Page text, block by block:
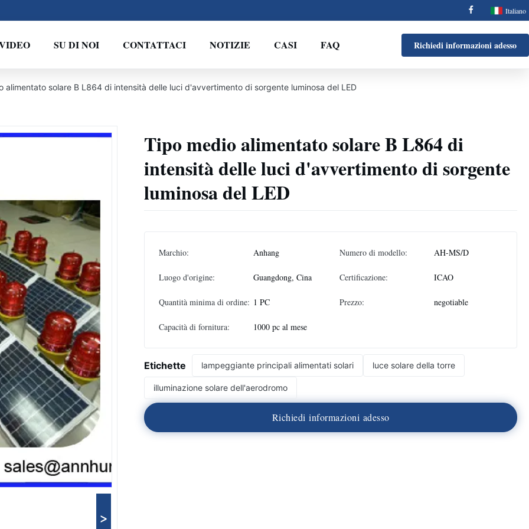
Italiano
SU DI NOI CONTATTACI NOTIZIE CASI FAQ Richiedi informazioni adesso
alimentato solare B L864 di intensità delle luci d'avvertimento di sorgente luminosa del LED
>
Tipo medio alimentato solare B L864 di
intensità delle luci d'avvertimento di sorgente
luminosa del LED
Marchio: Anhang Numero di modello: AH-MS/D
Luogo d'origine: Guangdong, Cina Certificazione: ICAO
Quantità minima di ordine: 1 PC Prezzo: negotiable
Capacità di fornitura: 1000 pc al mese
Etichette lampeggiante principali alimentati solari luce solare della torre
illuminazione solare dell'aerodromo
Richiedi informazioni adesso